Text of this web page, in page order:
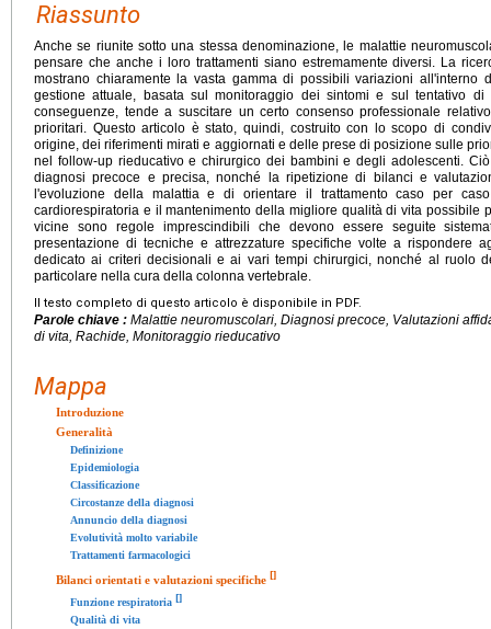
Riassunto
Anche se riunite sotto una stessa denominazione, le malattie
pensare che anche i loro trattamenti siano estremamente diversi. La
mostrano chiaramente la vasta gamma di possibili variazioni all'interno
gestione attuale, basata sul monitoraggio dei sintomi e sul tentativo
conseguenze, tende a suscitare un certo consenso professionale
prioritari. Questo articolo è stato, quindi, costruito con lo scopo di
origine, dei riferimenti mirati e aggiornati e delle prese di posizione sulle
nel follow-up rieducativo e chirurgico dei bambini e degli adolescenti.
diagnosi precoce e precisa, nonché la ripetizione di bilanci e
l'evoluzione della malattia e di orientare il trattamento caso per
cardiorespiratoria e il mantenimento della migliore qualità di vita possibile
vicine sono regole imprescindibili che devono essere seguite
presentazione di tecniche e attrezzature specifiche volte a rispondere
dedicato ai criteri decisionali e ai vari tempi chirurgici, nonché al ruolo
particolare nella cura della colonna vertebrale.
Il testo completo di questo articolo è disponibile in PDF.
Parole chiave : Malattie neuromuscolari, Diagnosi precoce, Valutazioni
di vita, Rachide, Monitoraggio rieducativo
Mappa
Introduzione
Generalità
Definizione
Epidemiologia
Classificazione
Circostanze della diagnosi
Annuncio della diagnosi
Evolutività molto variabile
Trattamenti farmacologici
Bilanci orientati e valutazioni specifiche []
Funzione respiratoria []
Qualità di vita